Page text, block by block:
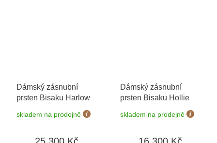
Dámský zásnubní
prsten Bisaku Harlow
skladem na prodejně
Dámský zásnubní
prsten Bisaku Hollie
skladem na prodejně